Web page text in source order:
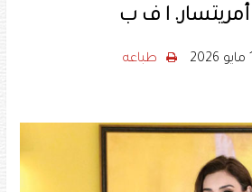
ا ف ب
طباعه